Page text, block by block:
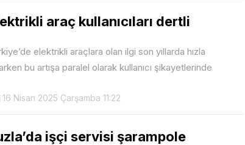
araç kullanıcıları dertli
elektrikli araçlara olan ilgi son yıllarda hızla
bu artışa paralel olarak kullanıcı şikayetlerinde
16 Nisan 2025 Çarşamba 11:22
işçi servisi şarampole